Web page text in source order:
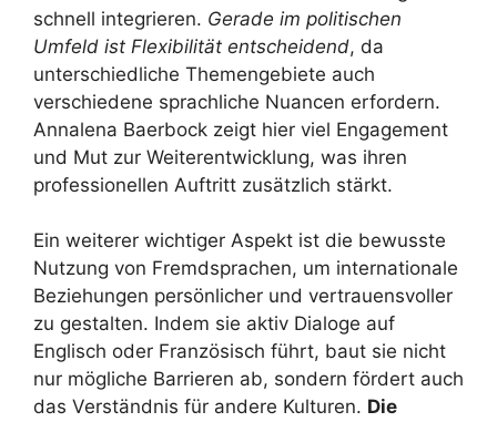
schnell integrieren. Gerade im politischen
Umfeld ist Flexibilität entscheidend, da
unterschiedliche Themengebiete auch
verschiedene sprachliche Nuancen erfordern.
Annalena Baerbock zeigt hier viel Engagement
und Mut zur Weiterentwicklung, was ihren
professionellen Auftritt zusätzlich stärkt.
Ein weiterer wichtiger Aspekt ist die bewusste
Nutzung von Fremdsprachen, um internationale
Beziehungen persönlicher und vertrauensvoller
zu gestalten. Indem sie aktiv Dialoge auf
Englisch oder Französisch führt, baut sie nicht
nur mögliche Barrieren ab, sondern fördert auch
das Verständnis für andere Kulturen. Die